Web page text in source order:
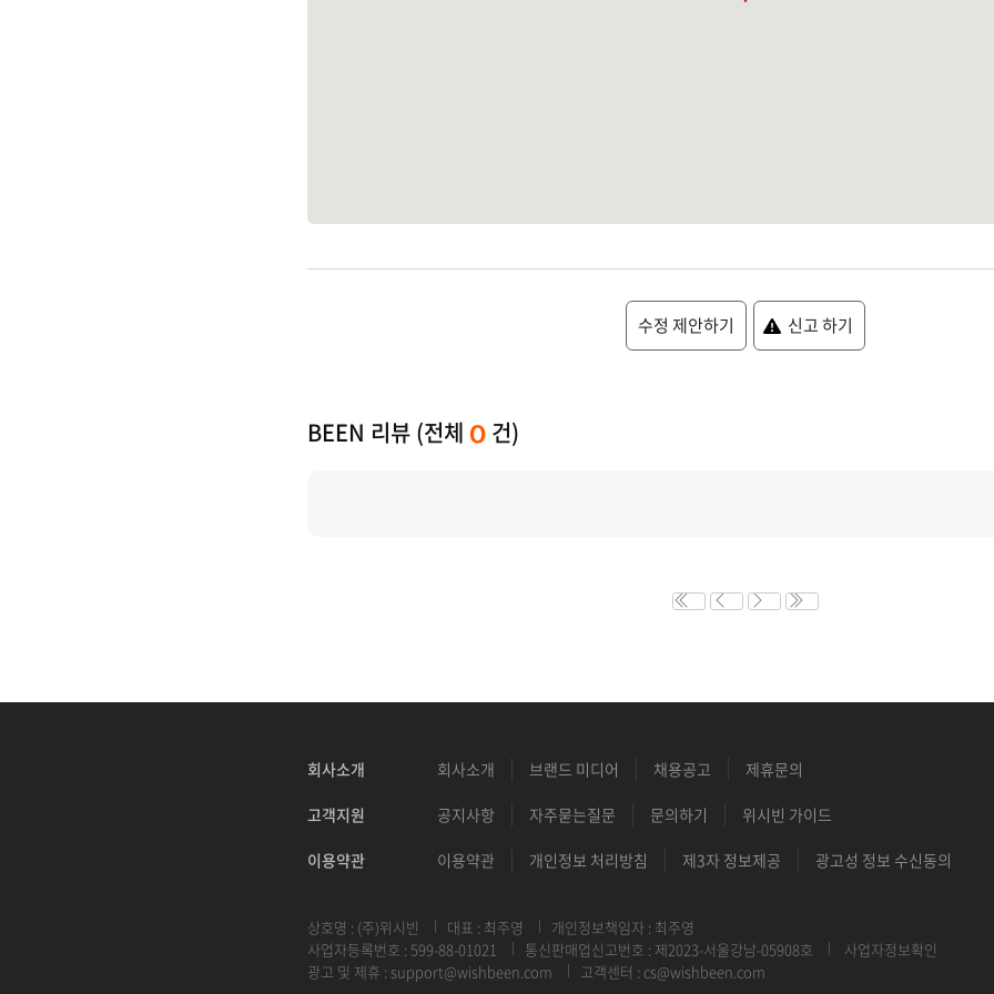
수정 제안하기 신고 하기
BEEN 리뷰 (전체 0 건)
회사소개 회사소개 브랜드 미디어 채용공고 제휴문의
고객지원 공지사항 자주묻는질문 문의하기 위시빈 가이드
이용약관 이용약관 개인정보 처리방침 제3자 정보제공 광고성 정보 수신동의
상호명 : (주)위시빈 대표 : 최주영
개인정보책임자 : 최주영
사업자등록번호 : 599-88-01021
통신판매업신고번호 : 제2023-서울강남-05908호
사업자정보확인
광고 및 제휴 : support@wishbeen.com 고객센터 : cs@wishbeen.com